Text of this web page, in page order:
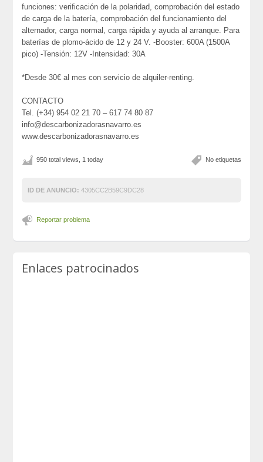
funciones: verificación de la polaridad, comprobación del estado
de carga de la batería, comprobación del funcionamiento del
alternador, carga normal, carga rápida y ayuda al arranque. Para
baterías de plomo-ácido de 12 y 24 V. -Booster: 600A (1500A
pico) -Tensión: 12V -Intensidad: 30A
*Desde 30€ al mes con servicio de alquiler-renting.
CONTACTO
Tel. (+34) 954 02 21 70 – 617 74 80 87
info@descarbonizadorasnavarro.es
www.descarbonizadorasnavarro.es
No etiquetas
950 total views, 1 today
ID DE ANUNCIO: 4305CC2B59C9DC28
Reportar problema
Enlaces patrocinados